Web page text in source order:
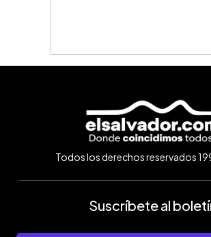
Todos los derechos reservados
Suscríbete al